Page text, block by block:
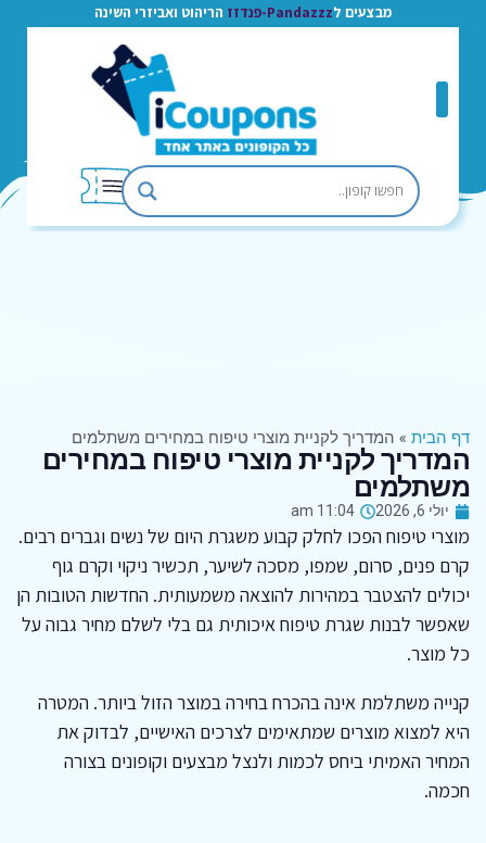
מבצעים לPandazzz-פנדזז הריהוט ואביזרי השינה
דף הבית » המדריך לקניית מוצרי טיפוח במחירים משתלמים
המדריך לקניית מוצרי טיפוח במחירים
משתלמים
יולי 6, 2026 11:04 am
מוצרי טיפוח הפכו לחלק קבוע משגרת היום של נשים וגברים רבים.
קרם פנים, סרום, שמפו, מסכה לשיער, תכשיר ניקוי וקרם גוף
יכולים להצטבר במהירות להוצאה משמעותית. החדשות הטובות הן
שאפשר לבנות שגרת טיפוח איכותית גם בלי לשלם מחיר גבוה על
כל מוצר.
קנייה משתלמת אינה בהכרח בחירה במוצר הזול ביותר. המטרה
היא למצוא מוצרים שמתאימים לצרכים האישיים, לבדוק את
המחיר האמיתי ביחס לכמות ולנצל מבצעים וקופונים בצורה
חכמה.